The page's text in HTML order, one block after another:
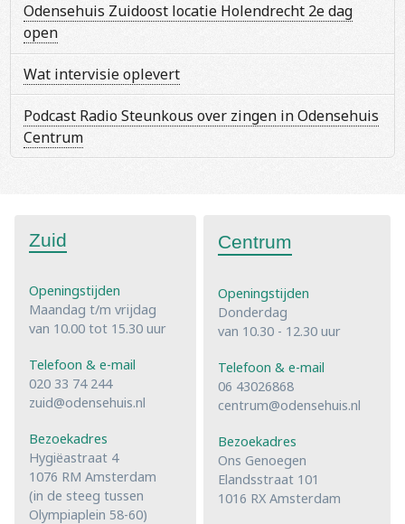
Odensehuis Zuidoost locatie Holendrecht 2e dag
open
Wat intervisie oplevert
Podcast Radio Steunkous over zingen in Odensehuis
Centrum
Zuid
Openingstijden
Maandag t/m vrijdag
van 10.00 tot 15.30 uur
Telefoon & e-mail
020 33 74 244
zuid@odensehuis.nl
Bezoekadres
Hygiëastraat 4
1076 RM Amsterdam
(in de steeg tussen
Olympiaplein 58-60)
Centrum
Openingstijden
Donderdag
van 10.30 - 12.30 uur
Telefoon & e-mail
06 43026868
centrum@odensehuis.nl
Bezoekadres
Ons Genoegen
Elandsstraat 101
1016 RX Amsterdam